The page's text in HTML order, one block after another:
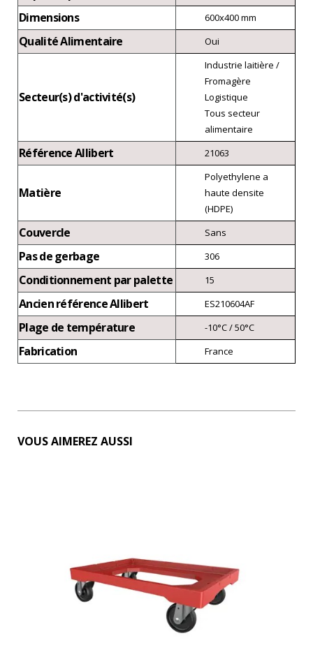
Dimensions 600x400 mm
Qualité Alimentaire Oui
Secteur(s) d'activité(s)
Industrie laitière /
Fromagère
Logistique
Tous secteur
alimentaire
Référence Allibert 21063
Matière
Polyethylene a
haute densite
(HDPE)
Couvercle Sans
Pas de gerbage 306
Conditionnement par palette 15
Ancien référence Allibert ES210604AF
Plage de température -10°C / 50°C
Fabrication France
VOUS AIMEREZ AUSSI